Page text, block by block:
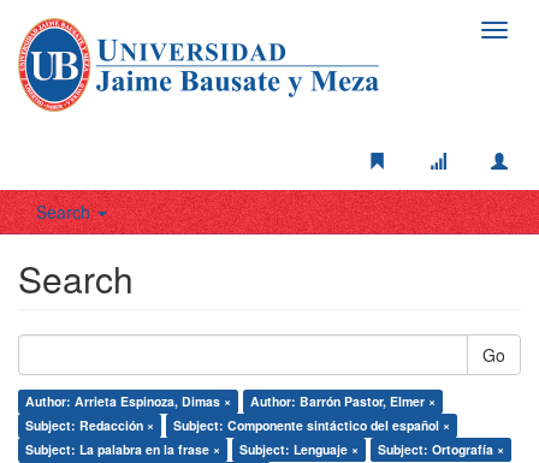
Search
Search
Go
Author: Arrieta Espinoza, Dimas ×
Author: Barrón Pastor, Elmer ×
Subject: Redacción ×
Subject: Componente sintáctico del español ×
Subject: La palabra en la frase ×
Subject: Lenguaje ×
Subject: Ortografía ×